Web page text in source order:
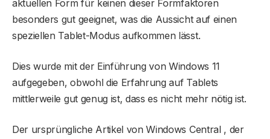
aktuellen Form für keinen dieser Formfaktoren
besonders gut geeignet, was die Aussicht auf einen
speziellen Tablet-Modus aufkommen lässt.
Dies wurde mit der Einführung von Windows 11
aufgegeben, obwohl die Erfahrung auf Tablets
mittlerweile gut genug ist, dass es nicht mehr nötig ist.
Der ursprüngliche Artikel von Windows Central , der